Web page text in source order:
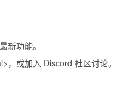
新功能。
，或加入 Discord 社区讨论。